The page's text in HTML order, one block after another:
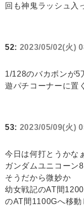
回も神鬼ラッシュ入
52: 2023/05/02(火)
1/128のバカボンが5
遊パチコーナーに置
53: 2023/05/09(火)
今日は何打とうかな
ガンダムユニコーン
そうだから微妙か
幼女戦記のAT間
のAT間1100Gへ移動